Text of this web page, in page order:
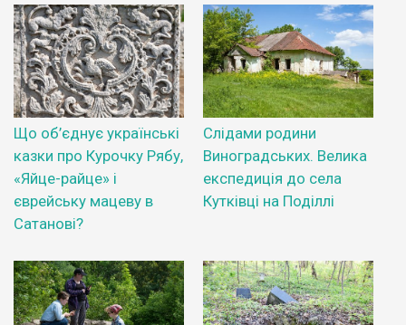
Що об’єднує українські
казки про Курочку Рябу,
«Яйце-райце» і
єврейську мацеву в
Сатанові?
Слідами родини
Виноградських. Велика
експедиція до села
Кутківці на Поділлі